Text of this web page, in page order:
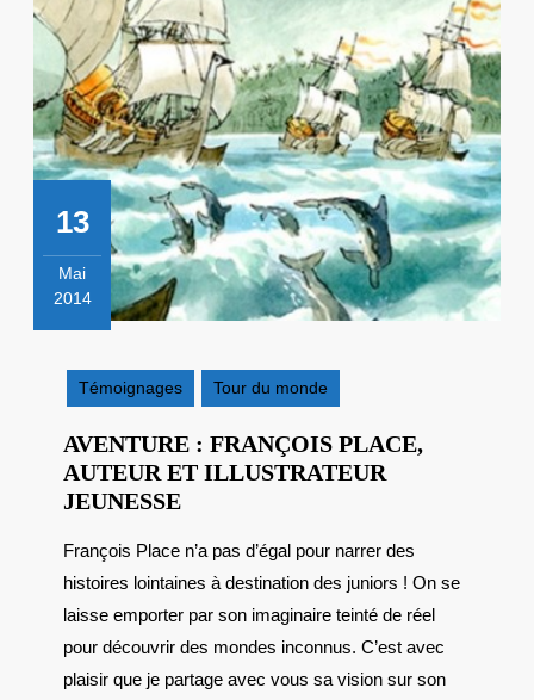
13
Mai
2014
2014
Témoignages
Tour du monde
AVENTURE : FRANÇOIS PLACE,
AUTEUR ET ILLUSTRATEUR
JEUNESSEAVENTURE
FRANÇOIS
PLACE,
AUTEUR
ET
ILLUSTRATEUR
François Place n’a pas d’égal pour narrer des
histoires lointaines à destination des juniors ! On se
laisse emporter par son imaginaire teinté de réel
pour découvrir des mondes inconnus. C’est avec
plaisir que je partage avec vous sa vision sur son